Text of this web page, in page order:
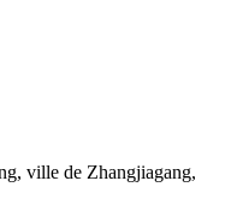
ville de Zhangjiagang,